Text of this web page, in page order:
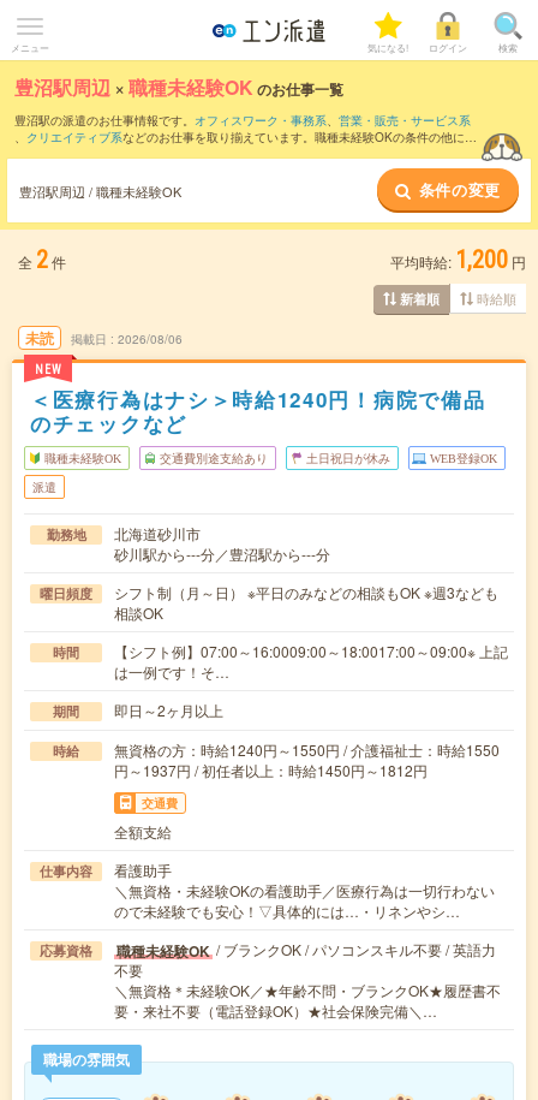
メニュー 気になる! ログイン 検索
豊沼駅周辺 ×職種未経験OK のお仕事一覧
豊沼駅の派遣のお仕事情報です。 オフィスワーク・事務系、 営業・販売・サービス系
、 クリエイティブ系などのお仕事を取り揃えています。職種未経験OKの条件の他に、
豊沼駅周辺 / 職種未経験OK 条件の変更
全 2件 平均時給: 1,200 円
新着順 時給順
未読
NEW
掲載日 2026/08/06
＜医療行為はナシ＞時給1240円！病院で備品
のチェックなど
職種未経験OK 交通費別途支給あり 土日祝日が休み WEB登録OK
派遣
勤務地
北海道砂川市
砂川駅から---分／豊沼駅から---分
曜日頻度
シフト制（月～日） ※平日のみなどの相談もOK ※週3なども
相談OK
時間
【シフト例】07:00～16:0009:00～18:0017:00～09:00※ 上記
は一例です！そ…
期間 即日～2ヶ月以上
時給
無資格の方：時給1240円～1550円 / 介護福祉士：時給1550
円～1937円 / 初任者以上：時給1450円～1812円
交通費
全額支給
仕事内容
看護助手
＼無資格・未経験OKの看護助手／医療行為は一切行わない
ので未経験でも安心！▽具体的には…・リネンやシ…
応募資格 職種未経験OK / ブランクOK / パソコンスキル不要 / 英語力
不要
＼無資格＊未経験OK／★年齢不問・ブランクOK★履歴書不
要・来社不要（電話登録OK）★社会保険完備＼…
職場の雰囲気